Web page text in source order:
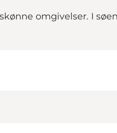
omgivelser. I